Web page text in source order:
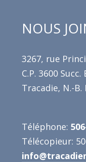
NOUS
3267, rue
C.P. 3600
Tracadie, N.-B.
Téléphone:
Télécopieur: